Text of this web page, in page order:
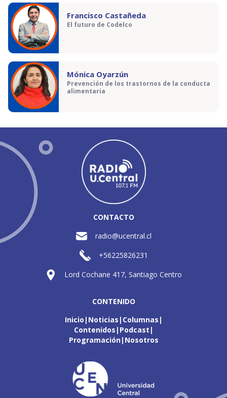
Francisco Castañeda
El futuro de Codelco
Mónica Oyarzún
Prevención de los trastornos de la conducta
alimentaria
CONTACTO
radio@ucentral.cl
+56225826231
Lord Cochane 417, Santiago Centro
CONTENIDO
Inicio Noticias Columnas
Contenidos Podcast
Programación Nosotros